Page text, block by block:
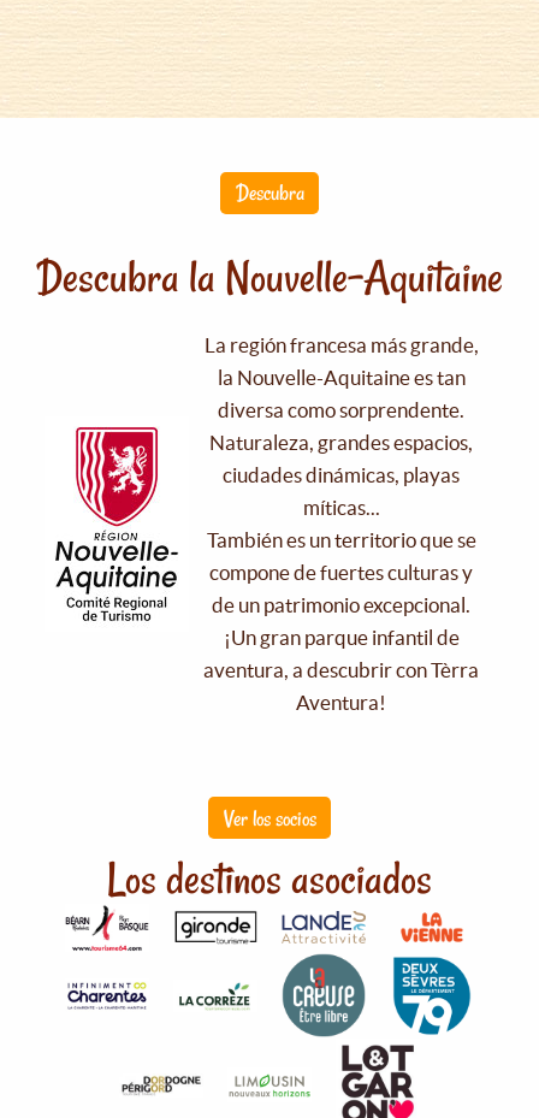
Descubra
Descubra la Nouvelle-Aquitaine
La región francesa más grande,
la Nouvelle-Aquitaine es tan
diversa como sorprendente.
Naturaleza, grandes espacios,
ciudades dinámicas, playas
míticas...
También es un territorio que se
compone de fuertes culturas y
de un patrimonio excepcional.
¡Un gran parque infantil de
aventura, a descubrir con Tèrra
Aventura!
Ver los socios
Los destinos asociados